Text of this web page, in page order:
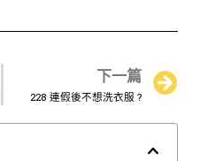
下一篇
228 連假後不想洗衣服 ?